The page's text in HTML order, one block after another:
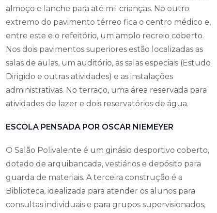
almoço e lanche para até mil crianças. No outro
extremo do pavimento térreo fica o centro médico e,
entre este e o refeitório, um amplo recreio coberto.
Nos dois pavimentos superiores estão localizadas as
salas de aulas, um auditório, as salas especiais (Estudo
Dirigido e outras atividades) e as instalações
administrativas. No terraço, uma área reservada para
atividades de lazer e dois reservatórios de água.
ESCOLA PENSADA POR OSCAR NIEMEYER
O Salão Polivalente é um ginásio desportivo coberto,
dotado de arquibancada, vestiários e depósito para
guarda de materiais. A terceira construção é a
Biblioteca, idealizada para atender os alunos para
consultas individuais e para grupos supervisionados,